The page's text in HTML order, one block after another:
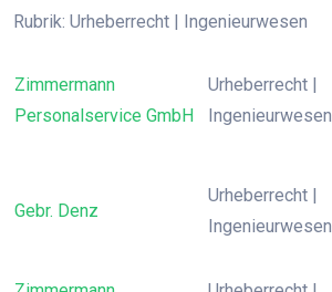
Rubrik: Urheberrecht | Ingenieurwesen
Zimmermann
Personalservice GmbH
Urheberrecht |
Ingenieurwesen
Gebr. Denz
Urheberrecht |
Ingenieurwesen